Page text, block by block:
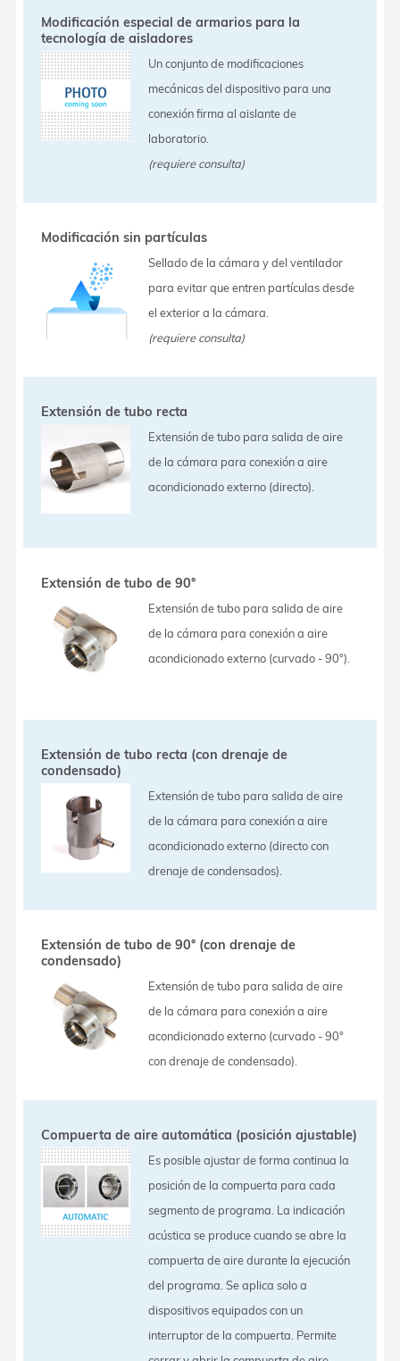
Modificación especial de armarios para la
tecnología de aisladores
Un conjunto de modificaciones
mecánicas del dispositivo para una
conexión firma al aislante de
laboratorio.
(requiere consulta)
Modificación sin partículas
Sellado de la cámara y del ventilador
para evitar que entren partículas desde
el exterior a la cámara.
(requiere consulta)
Extensión de tubo recta
Extensión de tubo para salida de aire
de la cámara para conexión a aire
acondicionado externo (directo).
Extensión de tubo de 90°
Extensión de tubo para salida de aire
de la cámara para conexión a aire
acondicionado externo (curvado - 90°).
Extensión de tubo recta (con drenaje de
condensado)
Extensión de tubo para salida de aire
de la cámara para conexión a aire
acondicionado externo (directo con
drenaje de condensados).
Extensión de tubo de 90° (con drenaje de
condensado)
Extensión de tubo para salida de aire
de la cámara para conexión a aire
acondicionado externo (curvado - 90°
con drenaje de condensado).
Compuerta de aire automática (posición ajustable)
Es posible ajustar de forma continua la
posición de la compuerta para cada
segmento de programa. La indicación
acústica se produce cuando se abre la
compuerta de aire durante la ejecución
del programa. Se aplica solo a
dispositivos equipados con un
interruptor de la compuerta. Permite